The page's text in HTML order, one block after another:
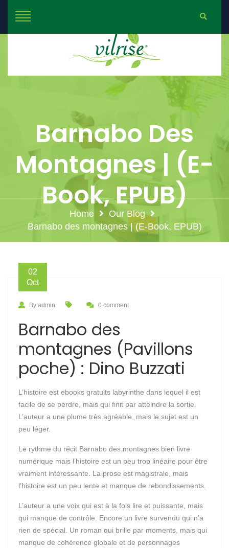
Barnabo Des
Montagnes | (E-
Book, EPUB)
Home
Our Blog
Barnabo des montagnes | (E-Book, EPUB)
02
Oct
By admin 0 comment
Barnabo des
montagnes (Pavillons
poche) : Dino Buzzati
L’histoire est ebooks gratuits labyrinthe dans lequel il est
facile de se perdre, mais qui finit par atteindre la sortie.
L’auteur a une plume très agréable, mais le sujet est un
peu léger.
Le rythme du récit Barnabo des montagnes bien livre
numérique mais l’histoire est un peu trop linéaire pour être
vraiment intéressante. La prose est magistrale, mais
l’histoire est un peu lente et manque de rebondissements.
L’auteur a une voix qui est à la fois lire et puissante, mais
qui manque de contrôle. Encore un livre survendu qui n’a
rien de spécial. Un roman qui brille par moments, mais qui
manque de cohérence globale et de personnages